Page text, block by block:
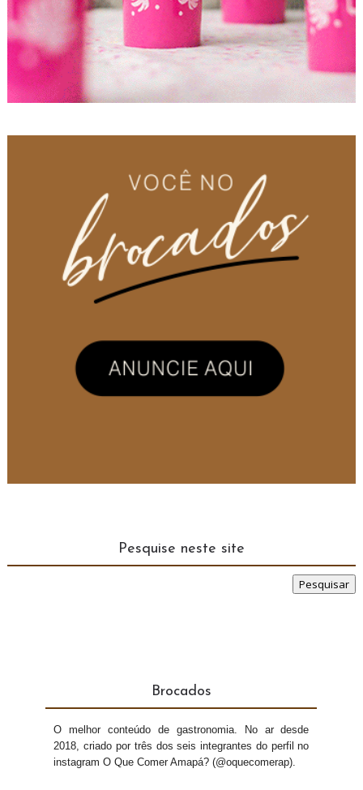
Pesquise neste site
Brocados
O melhor conteúdo de gastronomia. No ar desde
2018, criado por três dos seis integrantes do perfil no
instagram O Que Comer Amapá? (@oquecomerap).